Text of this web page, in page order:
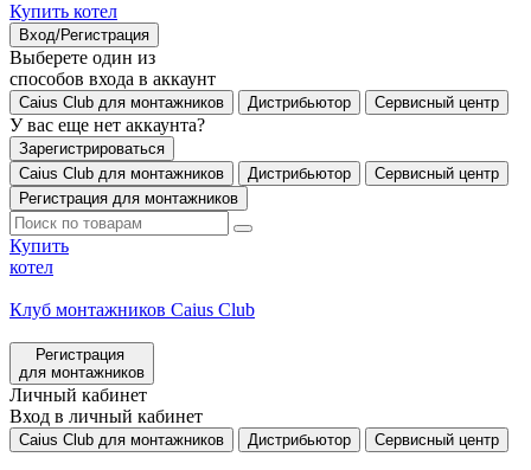
Купить котел
Вход/Регистрация
Выберете один из
способов входа в аккаунт
Caius Club для монтажников Дистрибьютор Сервисный центр
У вас еще нет аккаунта?
Зарегистрироваться
Caius Club для монтажников
Дистрибьютор
Сервисный центр
Регистрация для монтажников
Купить
котел
Клуб монтажников Caius Club
Регистрация
для монтажников
Личный кабинет
Вход в личный кабинет
Caius Club для монтажников Дистрибьютор Сервисный центр